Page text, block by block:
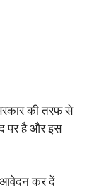
की तरफ से
पर है और इस
आवेदन कर दें